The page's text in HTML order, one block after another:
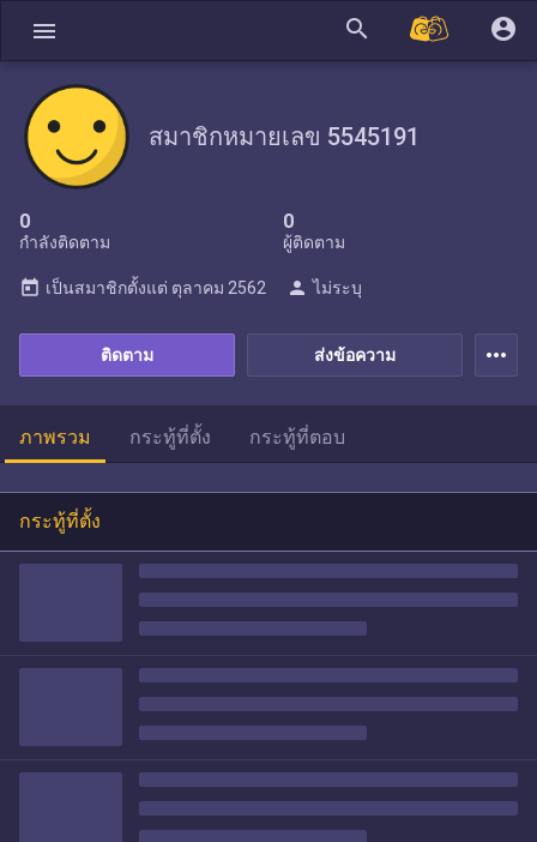
menu search account_circle
สมาชิกหมายเลข 5545191
0
กำลังติดตาม
0
ผู้ติดตาม
ส่งข้อความ
ติดตาม
today เป็นสมาชิกตั้งแต่ ตุลาคม 2562 person ไม่ระบุ
more_horiz
ภาพรวม กระทู้ที่ตั้ง กระทู้ที่ตอบ
กระทู้ที่ตั้ง